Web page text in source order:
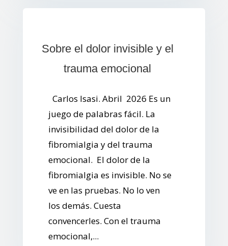
Sobre el dolor invisible y el
trauma emocional
Carlos Isasi. Abril 2026 Es un
juego de palabras fácil. La
invisibilidad del dolor de la
fibromialgia y del trauma
emocional. El dolor de la
fibromialgia es invisible. No se
ve en las pruebas. No lo ven
los demás. Cuesta
convencerles. Con el trauma
emocional,...